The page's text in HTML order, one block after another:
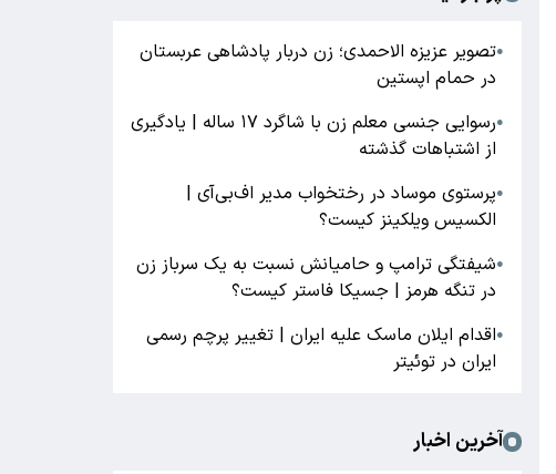
●تصویر عزیزه الاحمدی؛ زن دربار پادشاهی عربستان
در حمام اپستین
●
رسوایی جنسی معلم زن با شاگرد ۱۷ ساله | یادگیری
از اشتباهات گذشته
●پرستوی موساد در رختخواب مدیر اف‌بی‌آی |
الکسیس ویلکینز کیست؟
●شیفتگی ترامپ و حامیانش نسبت به یک سرباز زن
در تنگه هرمز | جسیکا فاستر کیست؟
●اقدام ایلان ماسک علیه ایران | تغییر پرچم رسمی
ایران در توئیتر
آخرین اخبار